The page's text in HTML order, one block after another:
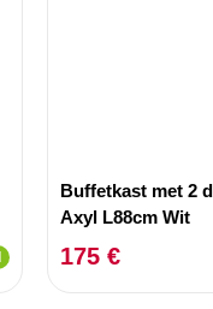
Buffetkast met 2
Axyl L88cm Wit
175 €